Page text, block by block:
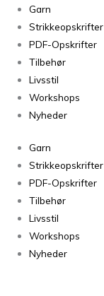
Garn
Strikkeopskrifter
PDF-Opskrifter
Tilbehør
Livsstil
Workshops
Nyheder
Garn
Strikkeopskrifter
PDF-Opskrifter
Tilbehør
Livsstil
Workshops
Nyheder
Midnatssol
Råhvid
9612
antal